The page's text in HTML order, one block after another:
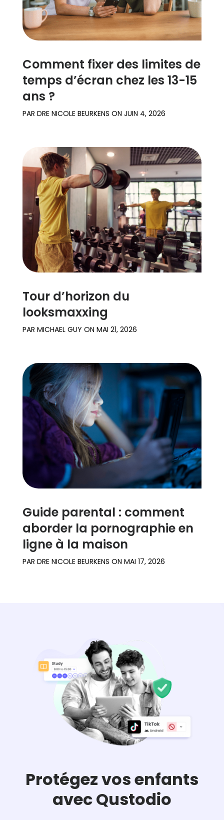
Comment fixer des limites de
temps d’écran chez les 13-15
ans ?
PAR DRE NICOLE BEURKENS ON JUIN 4, 2026
Tour d’horizon du
looksmaxxing
PAR MICHAEL GUY ON MAI 21, 2026
Guide parental : comment
aborder la pornographie en
ligne à la maison
PAR DRE NICOLE BEURKENS ON MAI 17, 2026
Protégez vos enfants
avec Qustodio